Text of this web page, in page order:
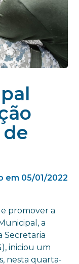
em 05/01/2022
promover a
a
Secretaria
iniciou um
nesta quarta-